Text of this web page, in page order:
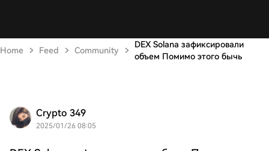
Home Feed Community
DEX Solana зафиксировали
объем Помимо этого бычь
Crypto 349
2025/01/26 08:05